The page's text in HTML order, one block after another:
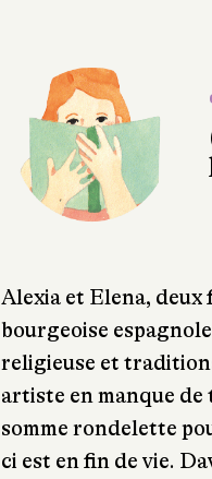
Alexia et Elena, deux
bourgeoise
religieuse et
artiste en manque
somme rondelette
ci est en fin de vie.